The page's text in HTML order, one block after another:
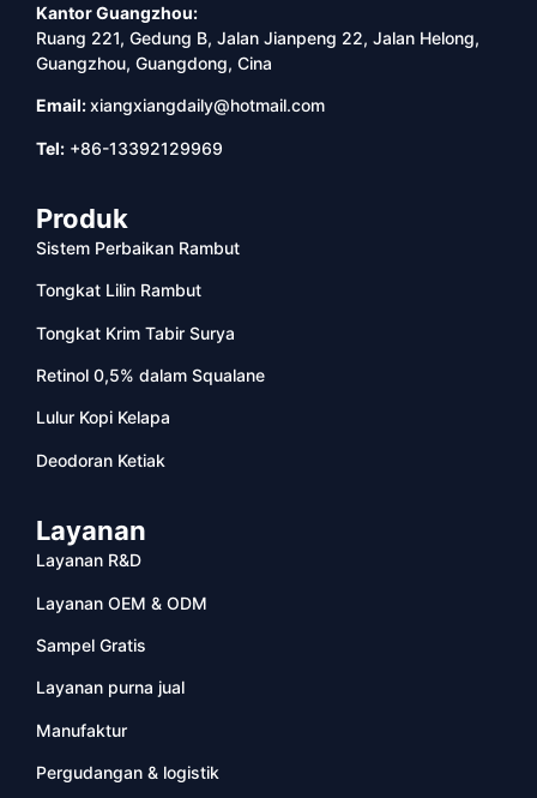
Kantor Guangzhou:
Ruang 221, Gedung B, Jalan Jianpeng 22, Jalan Helong,
Guangzhou, Guangdong, Cina
Email:xiangxiangdaily@hotmail.com
Tel: +86-13392129969
Produk
Sistem Perbaikan Rambut
Tongkat Lilin Rambut
Tongkat Krim Tabir Surya
Retinol 0,5% dalam Squalane
Lulur Kopi Kelapa
Deodoran Ketiak
Layanan
Layanan R&D
Layanan OEM & ODM
Sampel Gratis
Layanan purna jual
Manufaktur
Pergudangan & logistik